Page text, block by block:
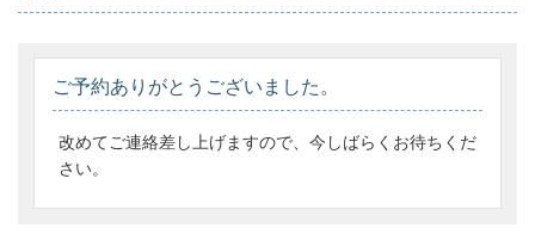
ご予約ありがとうございました。
改めてご連絡差し上げますので、今しばらくお待ちくだ
さい。